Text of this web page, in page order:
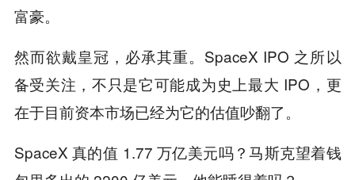
富豪。
然而欲戴皇冠，必承其重。SpaceX IPO 之所以
备受关注，不只是它可能成为史上最大 IPO，更
在于目前资本市场已经为它的估值吵翻了。
SpaceX 真的值 1.77 万亿美元吗？马斯克望着钱